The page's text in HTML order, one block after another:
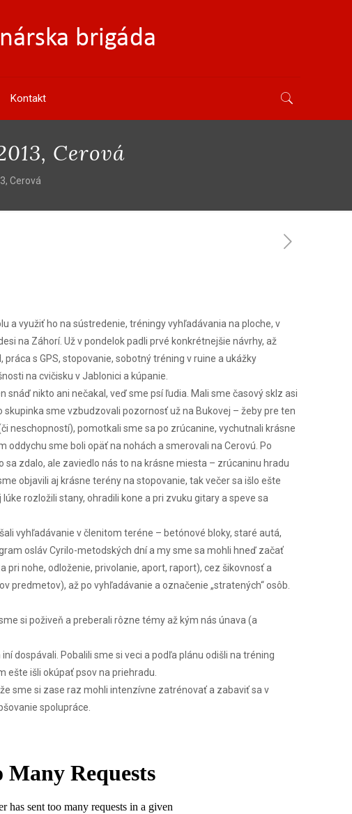
Kontakt
Cerová
Cerová
a využiť ho na sústredenie, tréningy vyhľadávania na ploche, v
na Záhorí. Už v pondelok padli prvé konkrétnejšie návrhy, až
s GPS, stopovanie, sobotný tréning v ruine a ukážky
na cvičisku v Jablonici a kúpanie.
nikto ani nečakal, veď sme psí ľudia. Mali sme časový sklz asi
sme vzbudzovali pozornosť už na Bukovej – žeby pre ten
neschopností), pomotkali sme sa po zrúcanine, vychutnali krásne
sme boli opäť na nohách a smerovali na Cerovú. Po
zdalo, ale zaviedlo nás to na krásne miesta – zrúcaninu hradu
objavili aj krásne terény na stopovanie, tak večer sa išlo ešte
rozložili stany, ohradili kone a pri zvuku gitary a speve sa
vyhľadávanie v členitom teréne – betónové bloky, staré autá,
osláv Cyrilo-metodských dní a my sme sa mohli hneď začať
nohe, odloženie, privolanie, aport, raport), cez šikovnosť a
až po vyhľadávanie a označenie „stratených“ osôb.
si poživeň a preberali rôzne témy až kým nás únava (a
dospávali. Pobalili sme si veci a podľa plánu odišli na tréning
ešte išli okúpať psov na priehradu.
sme si zase raz mohli intenzívne zatrénovať a zabaviť sa v
spolupráce.